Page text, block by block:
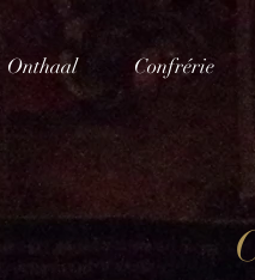
Onthaal Confrérie